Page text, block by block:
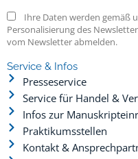
Ihre Daten werden gemäß
Personalisierung des
vom Newsletter abmelden.
Service & Infos
Presseservice
Service für Handel &
Infos zur
Praktikumsstellen
Kontakt &